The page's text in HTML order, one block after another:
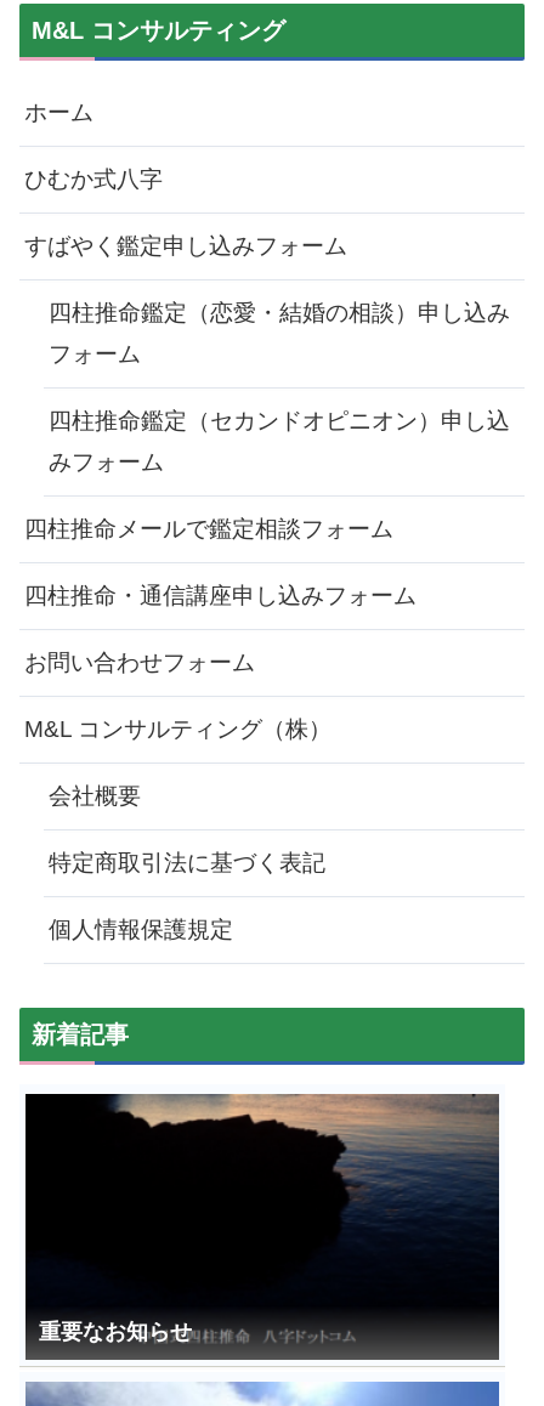
M&L コンサルティング
ホーム
ひむか式八字
すばやく鑑定申し込みフォーム
四柱推命鑑定（恋愛・結婚の相談）申し込み
フォーム
四柱推命鑑定（セカンドオピニオン）申し込
みフォーム
四柱推命メールで鑑定相談フォーム
四柱推命・通信講座申し込みフォーム
お問い合わせフォーム
M&L コンサルティング（株）
会社概要
特定商取引法に基づく表記
個人情報保護規定
新着記事
重要なお知らせ